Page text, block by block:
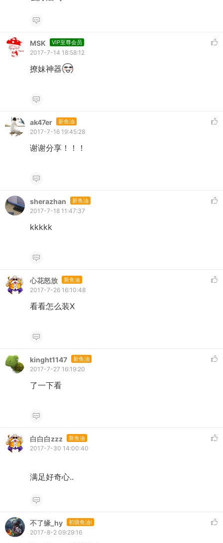
MSK VIP至尊会员
2017-7-14 18:58:12
撩妹神器
ak47er 新鱼油
2017-7-16 19:45:28
谢谢分享！！！
sherazhan 新鱼油
2017-7-18 11:47:37
kkkkk
心花怒放 新鱼油
2017-7-26 16:10:48
看看怎么装X
kinght1147 新鱼油
2017-7-27 16:19:20
了一下看
白白白zzz 新鱼油
2017-7-30 14:00:40
满足好奇心..
不了缘_hy 初级鱼油I
2017-8-2 09:29:16